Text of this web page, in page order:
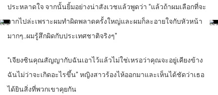
ประหลาดใจ จากนั้นยิ้มอย่างน่าสังเวชแล้วพูดว่า “แล้วถ้าผมเลือกที่จะ
จากไปล่ะเพราะผมทำผิดพลาดครั้งใหญ่และผมก็ละอายใจกับหัวหน้า
มากๆ..ผมรู้สึกผิดกับประเทศชาติจริงๆ”
“เจียงซินคุณสัญญากับฉันเอาไว้แล้วไม่ใช่เหรอว่าคุณจะอยู่เคียงข้าง
ฉันไม่ว่าจะเกิดอะไรขึ้น” หญิงสาวร้องไห้ออกมาและเห็นได้ชัดว่าเธอ
ได้ยินสิ่งที่พวกเขาคุยกัน